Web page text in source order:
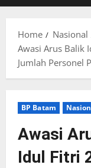
Home
Nasional
Awasi Arus Balik
Jumlah Personel
BP Batam
Awasi
Idul Fitri